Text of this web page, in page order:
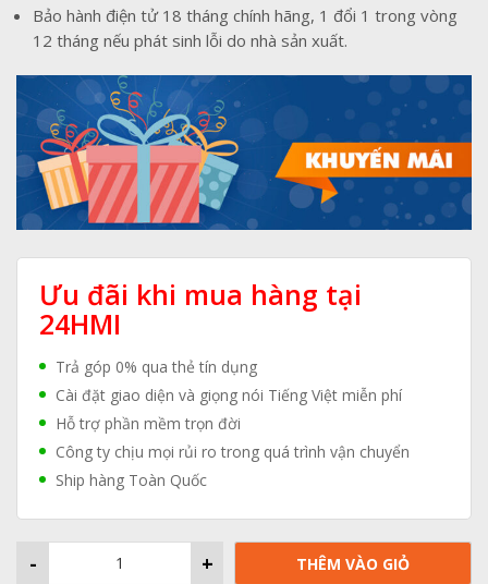
Bảo hành điện tử 18 tháng chính hãng, 1 đổi 1 trong vòng
12 tháng nếu phát sinh lỗi do nhà sản xuất.
Ưu đãi khi mua hàng tại
24HMI
Trả góp 0% qua thẻ tín dụng
Cài đặt giao diện và giọng nói Tiếng Việt miễn phí
Hỗ trợ phần mềm trọn đời
Công ty chịu mọi rủi ro trong quá trình vận chuyển
Ship hàng Toàn Quốc
+
- THÊM VÀO GIỎ